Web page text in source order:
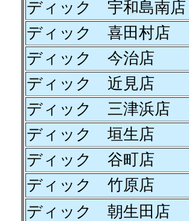
ディック 宇和島南店
ディック 喜田村店
ディック 今治店
ディック 近見店
ディック 三津浜店
ディック 垣生店
ディック 谷町店
ディック 竹原店
ディック 朝生田店